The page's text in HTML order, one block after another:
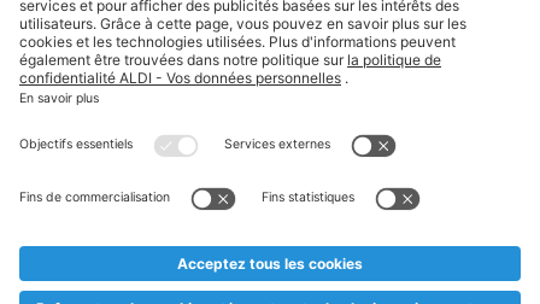
Textes marqués d'un astérisque et mentions légales
* Nous vendons ces articles temporairement et jusqu'à
au cas où, malgré le planning bien étudié, nous serions
prématurément en rupture de stock. Prix Recupel et TVA incl.
** Sur ce site, l’utilisation de la forme masculine a été adoptée